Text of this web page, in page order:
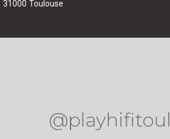
31000 Toulouse